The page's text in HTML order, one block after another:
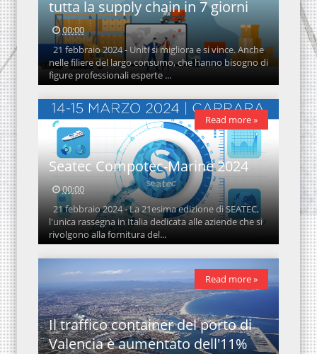
tutta la supply chain in 7 giorni
00:00
21 febbraio 2024 - Uniti si migliora e si vince. Anche
nelle filiere del largo consumo, che hanno bisogno di
figure professionali esperte ...
Seatec Compotec-Marine 2024
00:00
21 febbraio 2024 - La 21esima edizione di SEATEC,
l'unica rassegna in Italia dedicata alle aziende che si
rivolgono alla fornitura del...
Read more »
Il traffico container del porto di
Valencia è aumentato dell'11%
Read more »